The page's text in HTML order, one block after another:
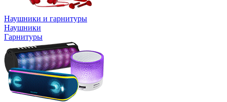
Наушники и гарнитуры
Наушники
Гарнитуры